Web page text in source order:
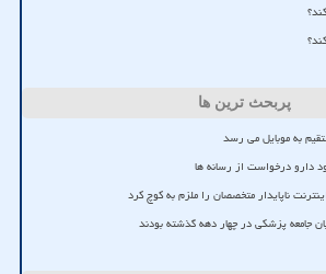
پربحث ترین ها
به موبایل می رسد
دارو درخواست از رسانه ها
ناپایدار متخصصان را ملزم به کوچ کرد
جامعه پزشکی در چهار دهه گذشته بودند